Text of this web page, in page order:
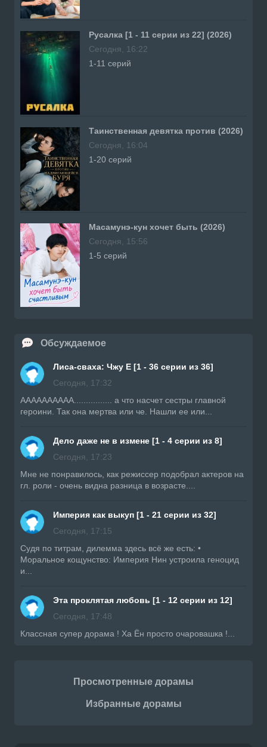
Русалка [1 - 11 серии из 22] (2026)
Сегодня, 16:22
1-11 серий
Таинственная девятка против (2026)
Сегодня, 16:04
1-20 серий
Масамунэ-кун хочет быть (2026)
Сегодня, 15:56
1-5 серий
Обсуждаемое
Лиса-сваха: Чжу Е [1 - 36 серии из 36]
Сегодня, 17:32
АААААААААА................ а что насчет сестры главной
героини. Так она мертва или че. Нашли ее или...
Дело даже не в измене [1 - 4 серии из 8]
Сегодня, 17:23
Мне не понравилось, как режиссер подобрал актеров на
гл. роли - очень видна разница в возрасте....
Империя как выкуп [1 - 21 серии из 32]
Сегодня, 17:15
Судя по титрам, дилемма здесь всё же есть: •
Моральное кощунство: Империя Нин устроила геноцид
и...
Эта проклятая любовь [1 - 12 серии из 12]
Сегодня, 17:48
Классная супер дорама ! Ха Ён просто очаровашка !...
Просмотренные дорамы
Избранные дорамы